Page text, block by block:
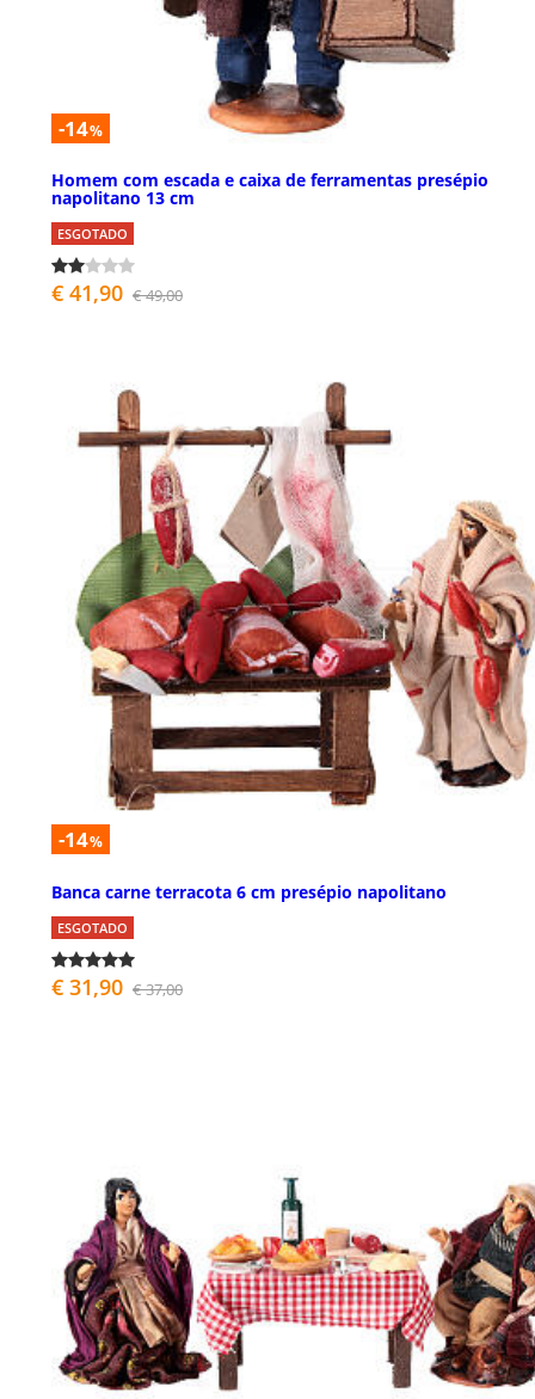
-14%
Homem com escada e caixa de ferramentas presépio
napolitano 13 cm
ESGOTADO
€ 41,90 € 49,00
-14%
Banca carne terracota 6 cm presépio napolitano
ESGOTADO
€ 31,90 € 37,00